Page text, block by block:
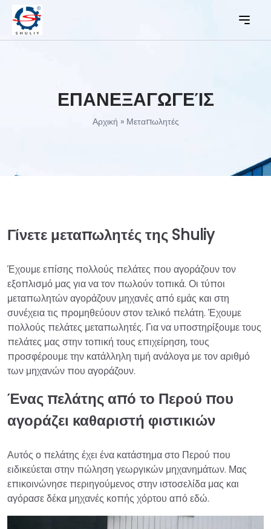
ΕΠΑΝΕΞΑΓΩΓΕΊΣ
Αρχική » Μεταπωλητές
Γίνετε μεταπωλητές της Shuliy
Έχουμε επίσης πολλούς πελάτες που αγοράζουν τον
εξοπλισμό μας για να τον πωλούν τοπικά. Οι τύποι
μεταπωλητών αγοράζουν μηχανές από εμάς και στη
συνέχεια τις προμηθεύουν στον τελικό πελάτη. Έχουμε
πολλούς πελάτες μεταπωλητές. Για να υποστηρίξουμε τους
πελάτες μας στην τοπική τους επιχείρηση, τους
προσφέρουμε την κατάλληλη τιμή ανάλογα με τον αριθμό
των μηχανών που αγοράζουν.
Ένας πελάτης από το Περού που
αγοράζει καθαριστή φιστικιών
Αυτός ο πελάτης έχει ένα κατάστημα στο Περού που
ειδικεύεται στην πώληση γεωργικών μηχανημάτων. Μας
επικοινώνησε περιηγούμενος στην ιστοσελίδα μας και
αγόρασε δέκα μηχανές κοπής χόρτου από εδώ.